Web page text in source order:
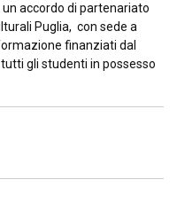
un accordo di partenariato
Puglia, con sede a
finanziati dal
gli studenti in possesso